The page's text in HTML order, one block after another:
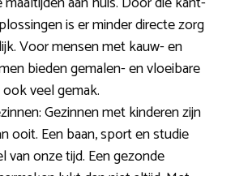
is er minder directe zorg
Voor mensen met kauw- en
bieden gemalen- en vloeibare
veel gemak.
Gezinnen met kinderen zijn
ooit. Een baan, sport en studie
van onze tijd. Een gezonde